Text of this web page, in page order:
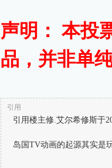
声明： 本投
品，并非单
引用
引用楼主修.艾尔希修斯于
岛国TV动画的起源其实是